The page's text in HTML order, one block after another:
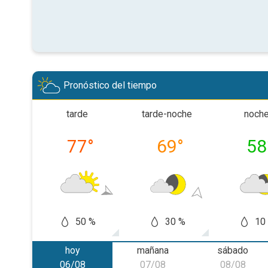
Pronóstico del tiempo
tarde
77°
50 %
tarde-noche
69°
30 %
noche
58
10
hoy
06/08
mañana
07/08
sábado
08/08